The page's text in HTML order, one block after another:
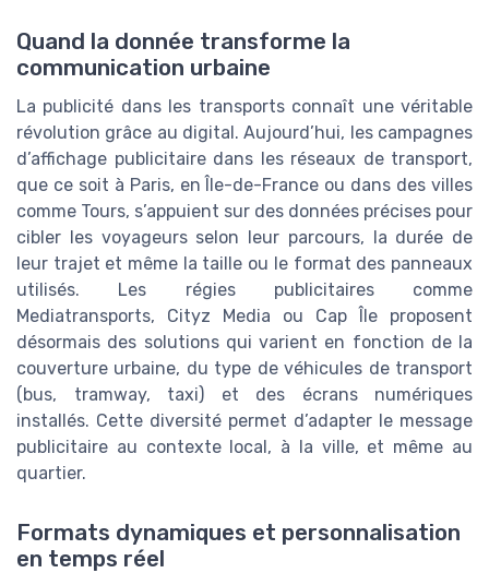
Quand la donnée transforme la
communication urbaine
La publicité dans les transports connaît une véritable
révolution grâce au digital. Aujourd’hui, les campagnes
d’affichage publicitaire dans les réseaux de transport,
que ce soit à Paris, en Île-de-France ou dans des villes
comme Tours, s’appuient sur des données précises pour
cibler les voyageurs selon leur parcours, la durée de
leur trajet et même la taille ou le format des panneaux
utilisés. Les régies publicitaires comme
Mediatransports, Cityz Media ou Cap Île proposent
désormais des solutions qui varient en fonction de la
couverture urbaine, du type de véhicules de transport
(bus, tramway, taxi) et des écrans numériques
installés. Cette diversité permet d’adapter le message
publicitaire au contexte local, à la ville, et même au
quartier.
Formats dynamiques et personnalisation
en temps réel